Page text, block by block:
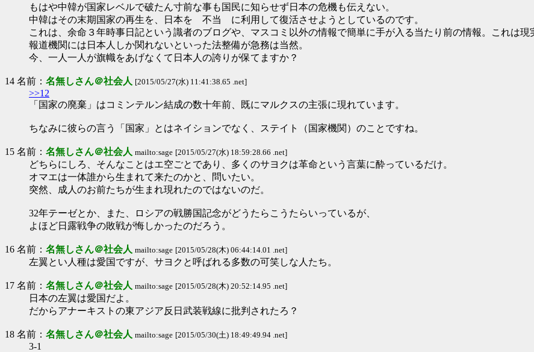
もはや中韓が国家レベルで破たん寸前な事も国民に知らせず日本の危機も伝えない。
中韓はその末期国家の再生を、日本を 不当 に利用して復活させようとしているのです。
これは、余命３年時事日記という識者のブログや、マスコミ以外の情報で簡単に手が入る当たり前の情報。これは現
報道機関には日本人しか関れないといった法整備が急務は当然。
今、一人一人が旗幟をあげなくて日本人の誇りが保てますか？
14 名前： 名無しさん＠社会人 [2015/05/27(水) 11:41:38.65 .net]
>>12
「国家の廃棄」はコミンテルン結成の数十年前、既にマルクスの主張に現れています。
ちなみに彼らの言う「国家」とはネイションでなく、ステイト（国家機関）のことですね。
15 名前： 名無しさん＠社会人 mailto:sage [2015/05/27(水) 18:59:28.66 .net]
どちらにしろ、そんなことはエ空ごとであり、多くのサヨクは革命という言葉に酔っているだけ。
オマエは一体誰から生まれて来たのかと、問いたい。
突然、成人のお前たちが生まれ現れたのではないのだ。
32年テーゼとか、また、ロシアの戦勝国記念がどうたらこうたらいっているが、
よほど日露戦争の敗戦が悔しかったのだろう。
16 名前： 名無しさん＠社会人 mailto:sage [2015/05/28(木) 06:44:14.01 .net]
左翼とい人種は愛国ですが、サヨクと呼ばれる多数の可笑しな人たち。
17 名前： 名無しさん＠社会人 mailto:sage [2015/05/28(木) 20:52:14.95 .net]
日本の左翼は愛国だよ。
だからアナーキストの東アジア反日武装戦線に批判されたろ？
18 名前： 名無しさん＠社会人 mailto:sage [2015/05/30(土) 18:49:49.94 .net]
3-1